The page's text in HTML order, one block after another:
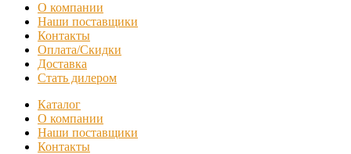
О компании
Наши поставщики
Контакты
Оплата/Скидки
Доставка
Стать дилером
Каталог
О компании
Наши поставщики
Контакты